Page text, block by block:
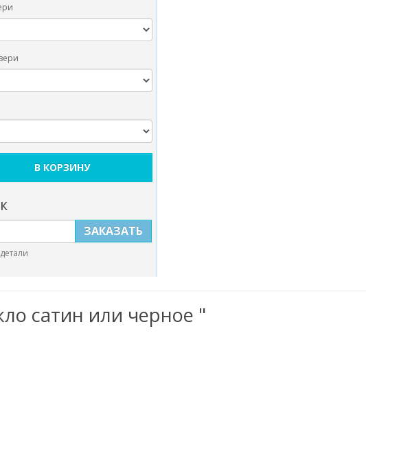
В КОРЗИНУ
ЗАКАЗАТЬ
сатин или черное "